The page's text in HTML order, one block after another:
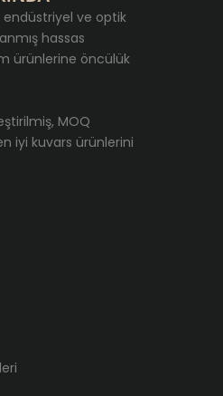
endüstriyel ve optik
hassas
ürünlerine öncülük
MOQ
iyi kuvars ürünlerini